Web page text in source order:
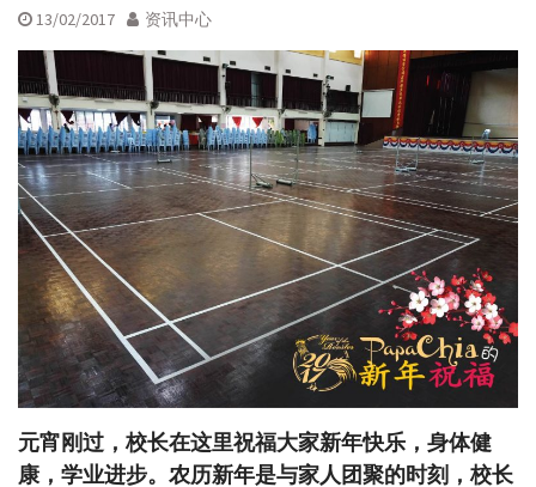
13/02/2017 资讯中心
元宵刚过，校长在这里祝福大家新年快乐，身体健
康，学业进步。农历新年是与家人团聚的时刻，校长